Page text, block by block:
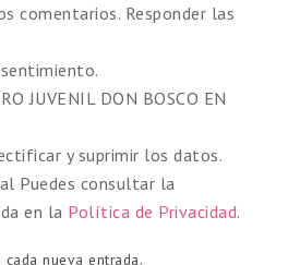
comentarios. Responder las
JUVENIL DON BOSCO EN
y suprimir los datos.
Puedes consultar la
en la Política de Privacidad.
nueva entrada.